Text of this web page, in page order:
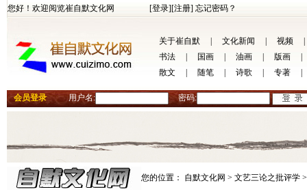
您好！欢迎阅览崔自默文化网 [登录][注册] 忘记密码？
关于崔自默 文化新闻 视频
书法
国画 油画 版画
散文
随笔 诗歌 专著
会员登录 用户名: 密码:
您的位置： 自默文化网 > 文艺三论之批评学